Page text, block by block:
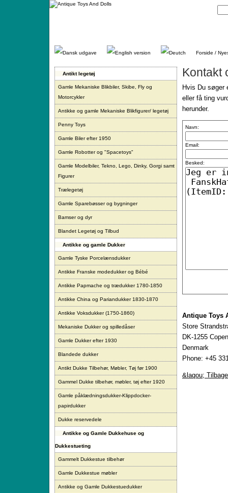
Gå
Forside /
Antikt legetøj
Gamle Mekaniske Blikbiler, Skibe, Fly og
Motorcykler
Antikke og gamle Mekaniske Blikfigurer/ legetøj
Penny Toys
Gamle Biler efter 1950
Gamle Robotter og "Spacetoys"
Gamle Modelbiler, Tekno, Lego, Dinky, Gorgi samt
Figurer
Trælegetøj
Gamle Sparebøsser og bygninger
Bamser og dyr
Blandet Legetøj og Tilbud
Antikke og gamle Dukker
Gamle Tyske Porcelænsdukker
Antikke Franske modedukker og Bébé
Antikke Papmache og trædukker 1780-1850
Antikke China og Pariandukker 1830-1870
Antikke Voksdukker (1750-1860)
Mekaniske Dukker og spilledåser
Gamle Dukker efter 1930
Blandede dukker
Antikt Dukke Tilbehør, Møbler, Tøj før 1900
Gammel Dukke tilbehør, møbler, tøj efter 1920
Gamle påklædningsdukker-Klippdocker-
papirdukker
Dukke reservedele
Antikke og Gamle Dukkehuse og
Dukkestueting
Gammelt Dukkestue tilbehør
Gamle Dukkestue møbler
Antikke og Gamle Dukkestuedukker
Kontakt
Hvis Du
eller få ting
herunder.
Navn:
Email:
Besked:
Antique Toys
Store
DK-1255
Denmark
Phone: +45
&laqou; Tilbage